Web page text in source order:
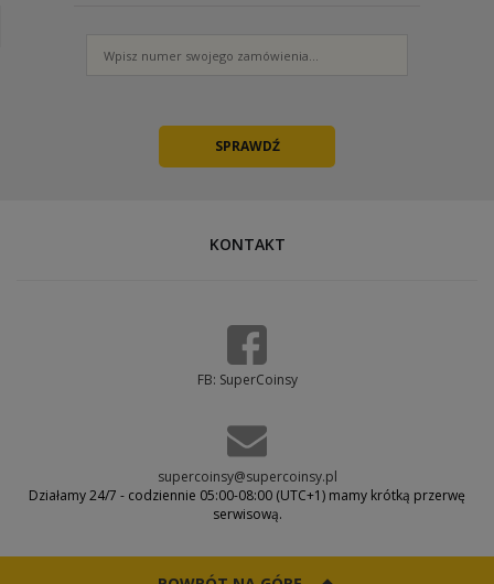
KONTAKT
FB: SuperCoinsy
supercoinsy@supercoinsy.pl
Działamy 24/7 - codziennie 05:00-08:00 (UTC+1) mamy krótką przerwę
serwisową.